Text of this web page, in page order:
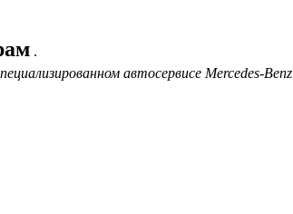
.
автосервисе Mercedes-Benz